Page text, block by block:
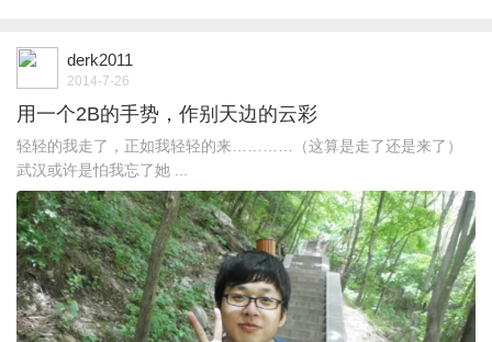
derk2011
2014-7-26
用一个2B的手势，作别天边的云彩
轻轻的我走了，正如我轻轻的来…………（这算是走了还是来了）
武汉或许是怕我忘了她 ...